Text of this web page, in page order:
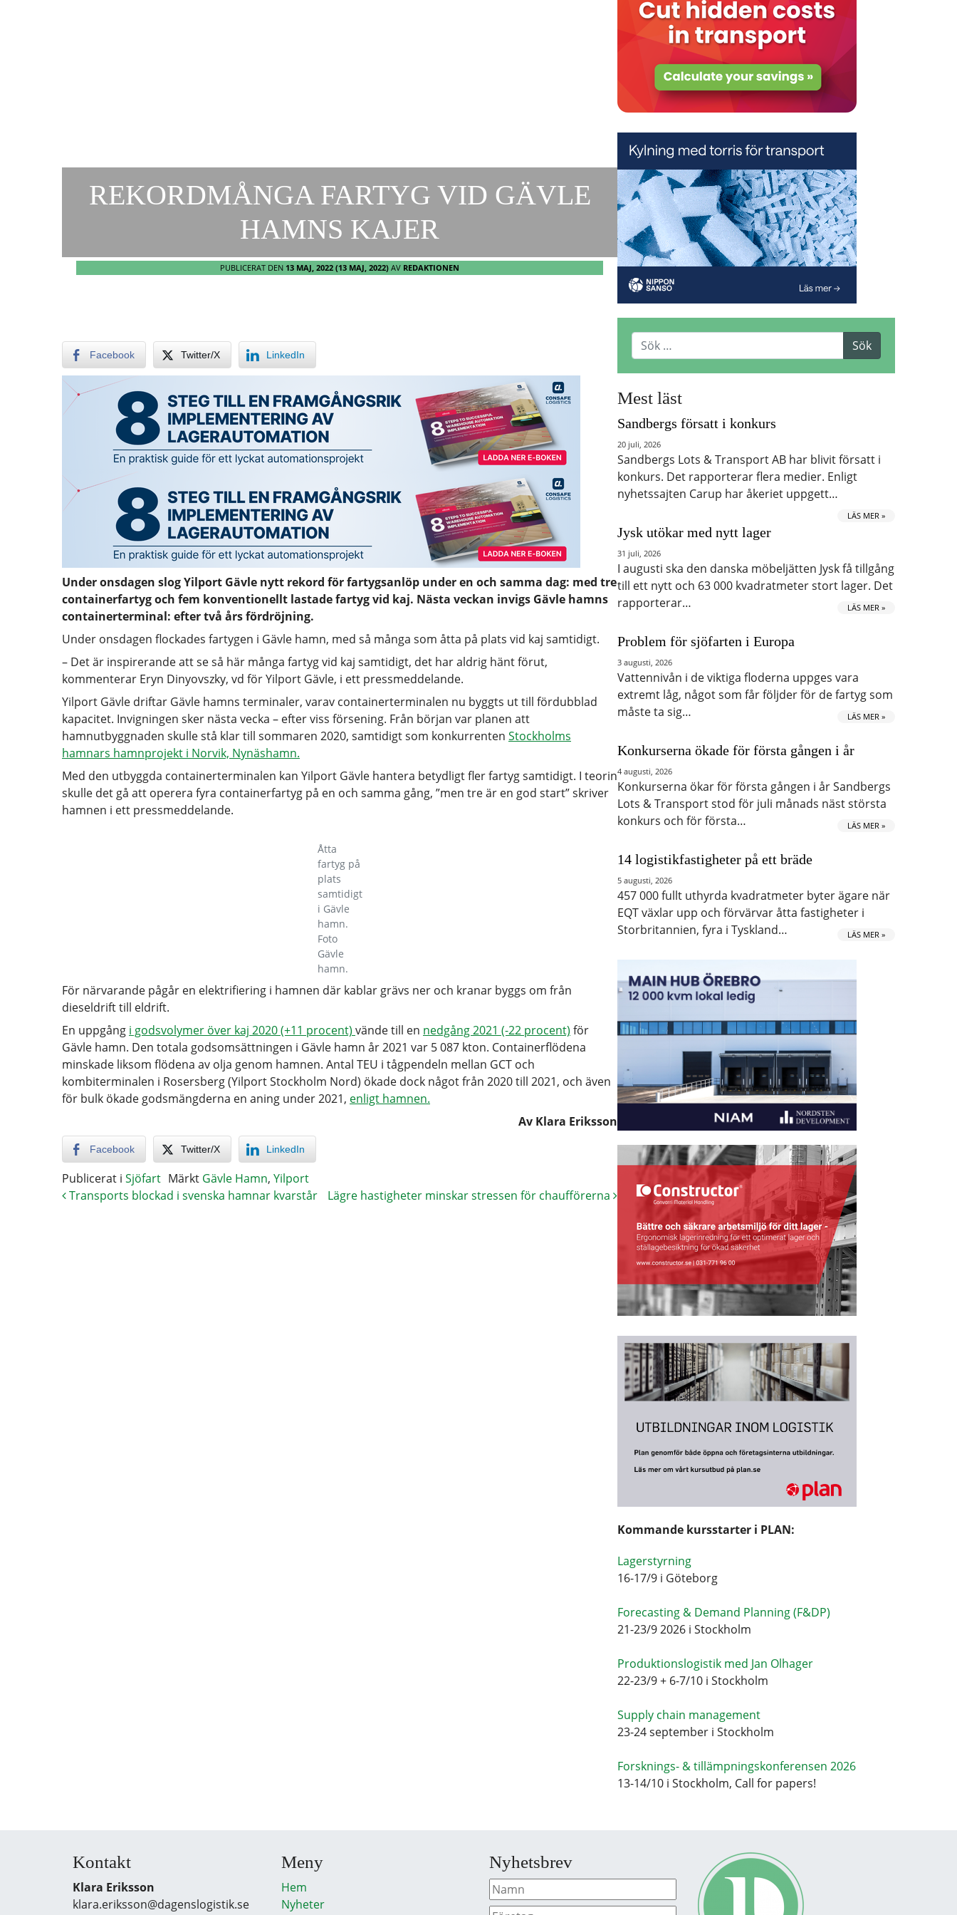
REKORDMÅNGA FARTYG VID GÄVLE
HAMNS KAJER
PUBLICERAT DEN 13 MAJ, 2022 (13 MAJ, 2022) AV REDAKTIONEN
Facebook Twitter/X LinkedIn
Under onsdagen slog Yilport Gävle nytt rekord för fartygsanlöp under en och samma dag: med tre
containerfartyg och fem konventionellt lastade fartyg vid kaj. Nästa veckan invigs Gävle hamns
containerterminal: efter två års fördröjning.
Under onsdagen flockades fartygen i Gävle hamn, med så många som åtta på plats vid kaj samtidigt.
– Det är inspirerande att se så här många fartyg vid kaj samtidigt, det har aldrig hänt förut,
kommenterar Eryn Dinyovszky, vd för Yilport Gävle, i ett pressmeddelande.
Yilport Gävle driftar Gävle hamns terminaler, varav containerterminalen nu byggts ut till fördubblad
kapacitet. Invigningen sker nästa vecka – efter viss försening. Från början var planen att
hamnutbyggnaden skulle stå klar till sommaren 2020, samtidigt som konkurrenten Stockholms
hamnars hamnprojekt i Norvik, Nynäshamn.
Med den utbyggda containerterminalen kan Yilport Gävle hantera betydligt fler fartyg samtidigt. I teorin
skulle det gå att operera fyra containerfartyg på en och samma gång, ”men tre är en god start” skriver
hamnen i ett pressmeddelande.
Åtta
fartyg på
plats
samtidigt
i Gävle
hamn.
Foto
Gävle
hamn.
För närvarande pågår en elektrifiering i hamnen där kablar grävs ner och kranar byggs om från
dieseldrift till eldrift.
En uppgång i godsvolymer över kaj 2020 (+11 procent) vände till en nedgång 2021 (-22 procent) för
Gävle hamn. Den totala godsomsättningen i Gävle hamn år 2021 var 5 087 kton. Containerflödena
minskade liksom flödena av olja genom hamnen. Antal TEU i tågpendeln mellan GCT och
kombiterminalen i Rosersberg (Yilport Stockholm Nord) ökade dock något från 2020 till 2021, och även
för bulk ökade godsmängderna en aning under 2021, enligt hamnen.
Av Klara Eriksson
Facebook Twitter/X LinkedIn
Publicerat i Sjöfart Märkt Gävle Hamn, Yilport
Transports blockad i svenska hamnar kvarstår
Lägre hastigheter minskar stressen för chaufförerna
Mest läst
Sandbergs försatt i konkurs
20 juli, 2026
Sandbergs Lots & Transport AB har blivit försatt i
konkurs. Det rapporterar flera medier. Enligt
nyhetssajten Carup har åkeriet uppgett…
LÄS MER »
Jysk utökar med nytt lager
31 juli, 2026
I augusti ska den danska möbeljätten Jysk få tillgång
till ett nytt och 63 000 kvadratmeter stort lager. Det
rapporterar…
LÄS MER »
Problem för sjöfarten i Europa
3 augusti, 2026
Vattennivån i de viktiga floderna uppges vara
extremt låg, något som får följder för de fartyg som
måste ta sig…
LÄS MER »
Konkurserna ökade för första gången i år
4 augusti, 2026
Konkurserna ökar för första gången i år Sandbergs
Lots & Transport stod för juli månads näst största
konkurs och för första…
LÄS MER »
14 logistikfastigheter på ett bräde
5 augusti, 2026
457 000 fullt uthyrda kvadratmeter byter ägare när
EQT växlar upp och förvärvar åtta fastigheter i
Storbritannien, fyra i Tyskland…
LÄS MER »
Kommande kursstarter i PLAN:
Lagerstyrning
16-17/9 i Göteborg
Forecasting & Demand Planning (F&DP)
21-23/9 2026 i Stockholm
Produktionslogistik med Jan Olhager
22-23/9 + 6-7/10 i Stockholm
Supply chain management
23-24 september i Stockholm
Forsknings- & tillämpningskonferensen 2026
13-14/10 i Stockholm, Call for papers!
Kontakt
Klara Eriksson
klara.eriksson@dagenslogistik.se
Meny
Hem
Nyheter
Nyhetsbrev